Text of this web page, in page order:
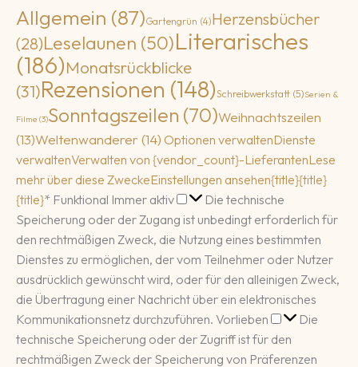
Allgemein (87)Gartengrün (4)Herzensbücher
(28)Leselaunen (50)Literarisches
(186)Monatsrückblicke
(31)Rezensionen (148)Schreibwerkstatt (5)Serien &
Filme (3)Sonntagszeilen (70)Weihnachtszeilen
(13)Weltenwanderer (14) Optionen verwaltenDienste
verwaltenVerwalten von {vendor_count}-LieferantenLese
mehr über diese ZweckeEinstellungen ansehen{title}{title}
{title}* Funktional Immer aktiv Funktional
Die technische
Speicherung oder der Zugang ist unbedingt erforderlich für
den rechtmäßigen Zweck, die Nutzung eines bestimmten
Dienstes zu ermöglichen, der vom Teilnehmer oder Nutzer
ausdrücklich gewünscht wird, oder für den alleinigen Zweck,
die Übertragung einer Nachricht über ein elektronisches
Kommunikationsnetz durchzuführen. Vorlieben Vorlieben
Die
technische Speicherung oder der Zugriff ist für den
rechtmäßigen Zweck der Speicherung von Präferenzen